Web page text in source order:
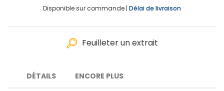
Disponible sur commande | Délai de livraison
Feuilleter un extrait
DÉTAILS ENCORE PLUS